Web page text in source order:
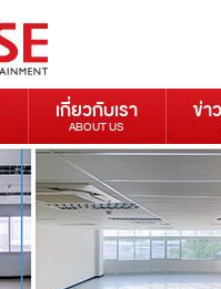
เกี่ยวกับเรา
ABOUT US
ข่า